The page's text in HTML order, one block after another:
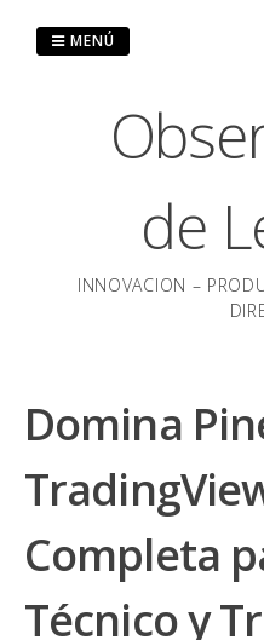
de
INNOVACION –
MENÚ
Domina
Completa
Técnico y